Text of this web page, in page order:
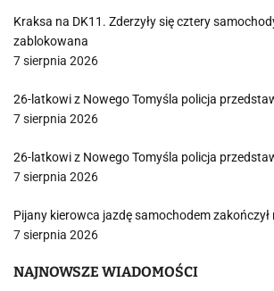
Kraksa na DK11. Zderzyły się cztery
zablokowana
7 sierpnia 2026
26-latkowi z Nowego Tomyśla policja
7 sierpnia 2026
26-latkowi z Nowego Tomyśla policja
7 sierpnia 2026
Pijany kierowca jazdę samochodem zakończył
7 sierpnia 2026
NAJNOWSZE WIADOMOŚCI